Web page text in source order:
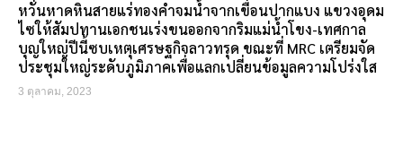
หวั่นหาดหินสายแร่ทองคำจมน้ำจากเขื่อนปากแบง แขวงอุดม
ไซให้สัมปทานเอกชนเร่งขนออกจากริมแม่น้ำโขง-เทศกาล
บุญใหญ่ปีนี้ซบเหตุเศรษฐกิจลาวทรุด ขณะที่ MRC เตรียมจัด
ประชุมใหญ่ระดับภูมิภาคเพื่อแลกเปลี่ยนข้อมูลความโปร่งใส
3 ตุลาคม, 2023